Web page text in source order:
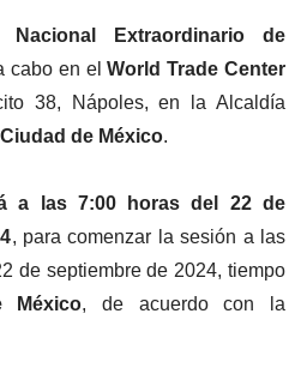
Extraordinario de
cabo en el
38, Nápoles, en la Alcaldía
Ciudad de México.
a las 7:00 horas del 22 de
, para comenzar la sesión a las
de septiembre de 2024, tiempo
México, de acuerdo con la